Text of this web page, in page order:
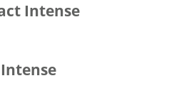
Intense